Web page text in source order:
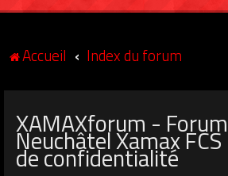
Accueil Index du forum
XAMAXforum -
Neuchâtel Xamax
de confidentialité